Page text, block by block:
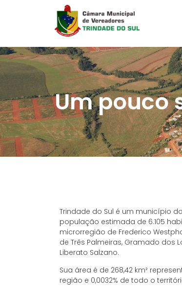
Um pouco
Trindade do Sul é um município
população estimada de 6.105
microrregião de Frederico
de Três Palmeiras, Gramado dos
Liberato Salzano.
Sua área é de 268,42 km²
região e 0,0032% de todo o